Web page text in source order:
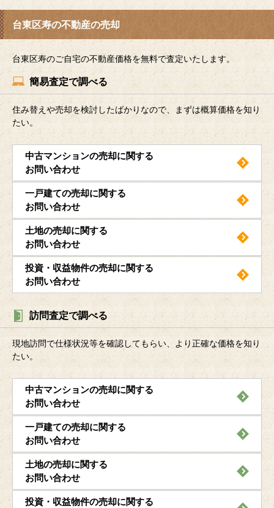
台東区寿の不動産の売却
台東区寿のご自宅の不動産価格を無料で査定いたします。
簡易査定で調べる
住み替えや売却を検討したばかりなので、まずは概算価格を知り
たい。
中古マンションの売却に関する
お問い合わせ
一戸建ての売却に関する
お問い合わせ
土地の売却に関する
お問い合わせ
投資・収益物件の売却に関する
お問い合わせ
訪問査定で調べる
現地訪問で仕様状況等を確認してもらい、より正確な価格を知り
たい。
中古マンションの売却に関する
お問い合わせ
一戸建ての売却に関する
お問い合わせ
土地の売却に関する
お問い合わせ
投資・収益物件の売却に関する